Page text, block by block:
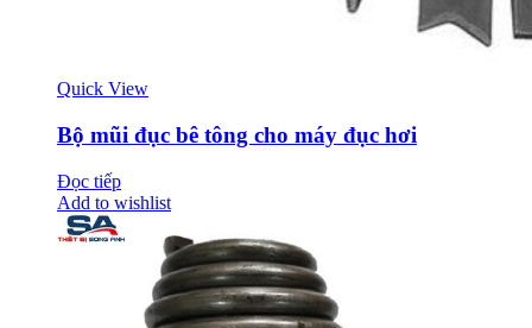
Quick View
Bộ mũi đục bê tông cho máy đục hơi
Đọc tiếp
Add to wishlist